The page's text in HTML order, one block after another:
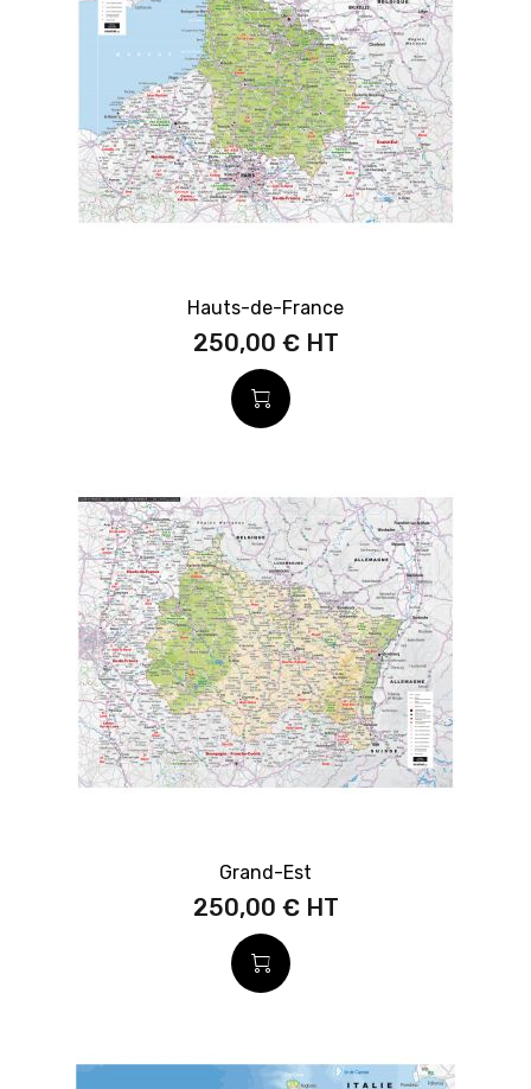
Hauts-de-France
250,00 €
Grand-Est
250,00 €